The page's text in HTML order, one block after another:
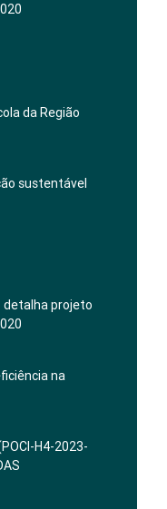
da Região
sustentável
detalha projeto
na
H4-2023-